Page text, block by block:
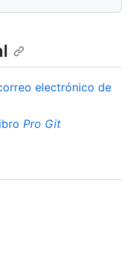
electrónico de
Pro Git